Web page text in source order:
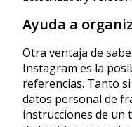
Ayuda a
Otra ventaja de
Instagram es la
referencias. Tanto
datos personal de
instrucciones de un